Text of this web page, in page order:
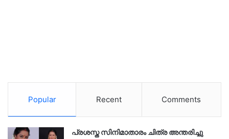
Popular Recent Comments
പ്രശസ്ത സിനിമാതാരം ചിത്ര അന്തരിച്ചു